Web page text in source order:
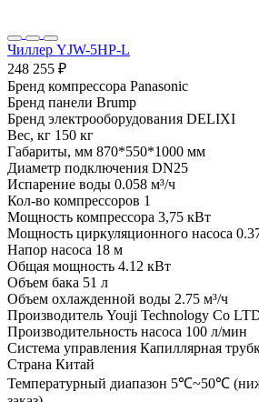
Чиллер YJW-5HP-L
248 255 ₽
Бренд компрессора Panasonic
Бренд панели Brump
Бренд электрооборудования DELIXI
Вес, кг 150 кг
Габариты, мм 870*550*1000 мм
Диаметр подключения DN25
Испарение воды 0.058 м³/ч
Кол-во компрессоров 1
Мощность компрессора 3,75 кВт
Мощность циркуляционного насоса
Напор насоса 18 м
Общая мощность 4.12 кВт
Объем бака 51 л
Объем охлажденной воды 2.75 м³/ч
Производитель Youji Technology Co
Производительность насоса 100 л/мин
Система управления Капиллярная
Страна Китай
Температурный диапазон 5℃~50℃